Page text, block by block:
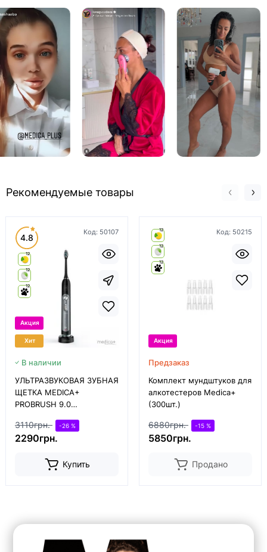
Рекомендуемые товары
Код: 50107
4.8
12
12
12
Акция
Хит
В наличии
УЛЬТРАЗВУКОВАЯ ЗУБНАЯ
ЩЕТКА MEDICA+
PROBRUSH 9.0
(ЯПОНИЯ)
3110грн. -26 %
2290грн.
Купить
Код: 50215
12
12
12
Акция
Предзаказ
Комплект мундштуков для
алкотестеров Medica+
(300шт.)
6880грн. -15 %
5850грн.
Продано